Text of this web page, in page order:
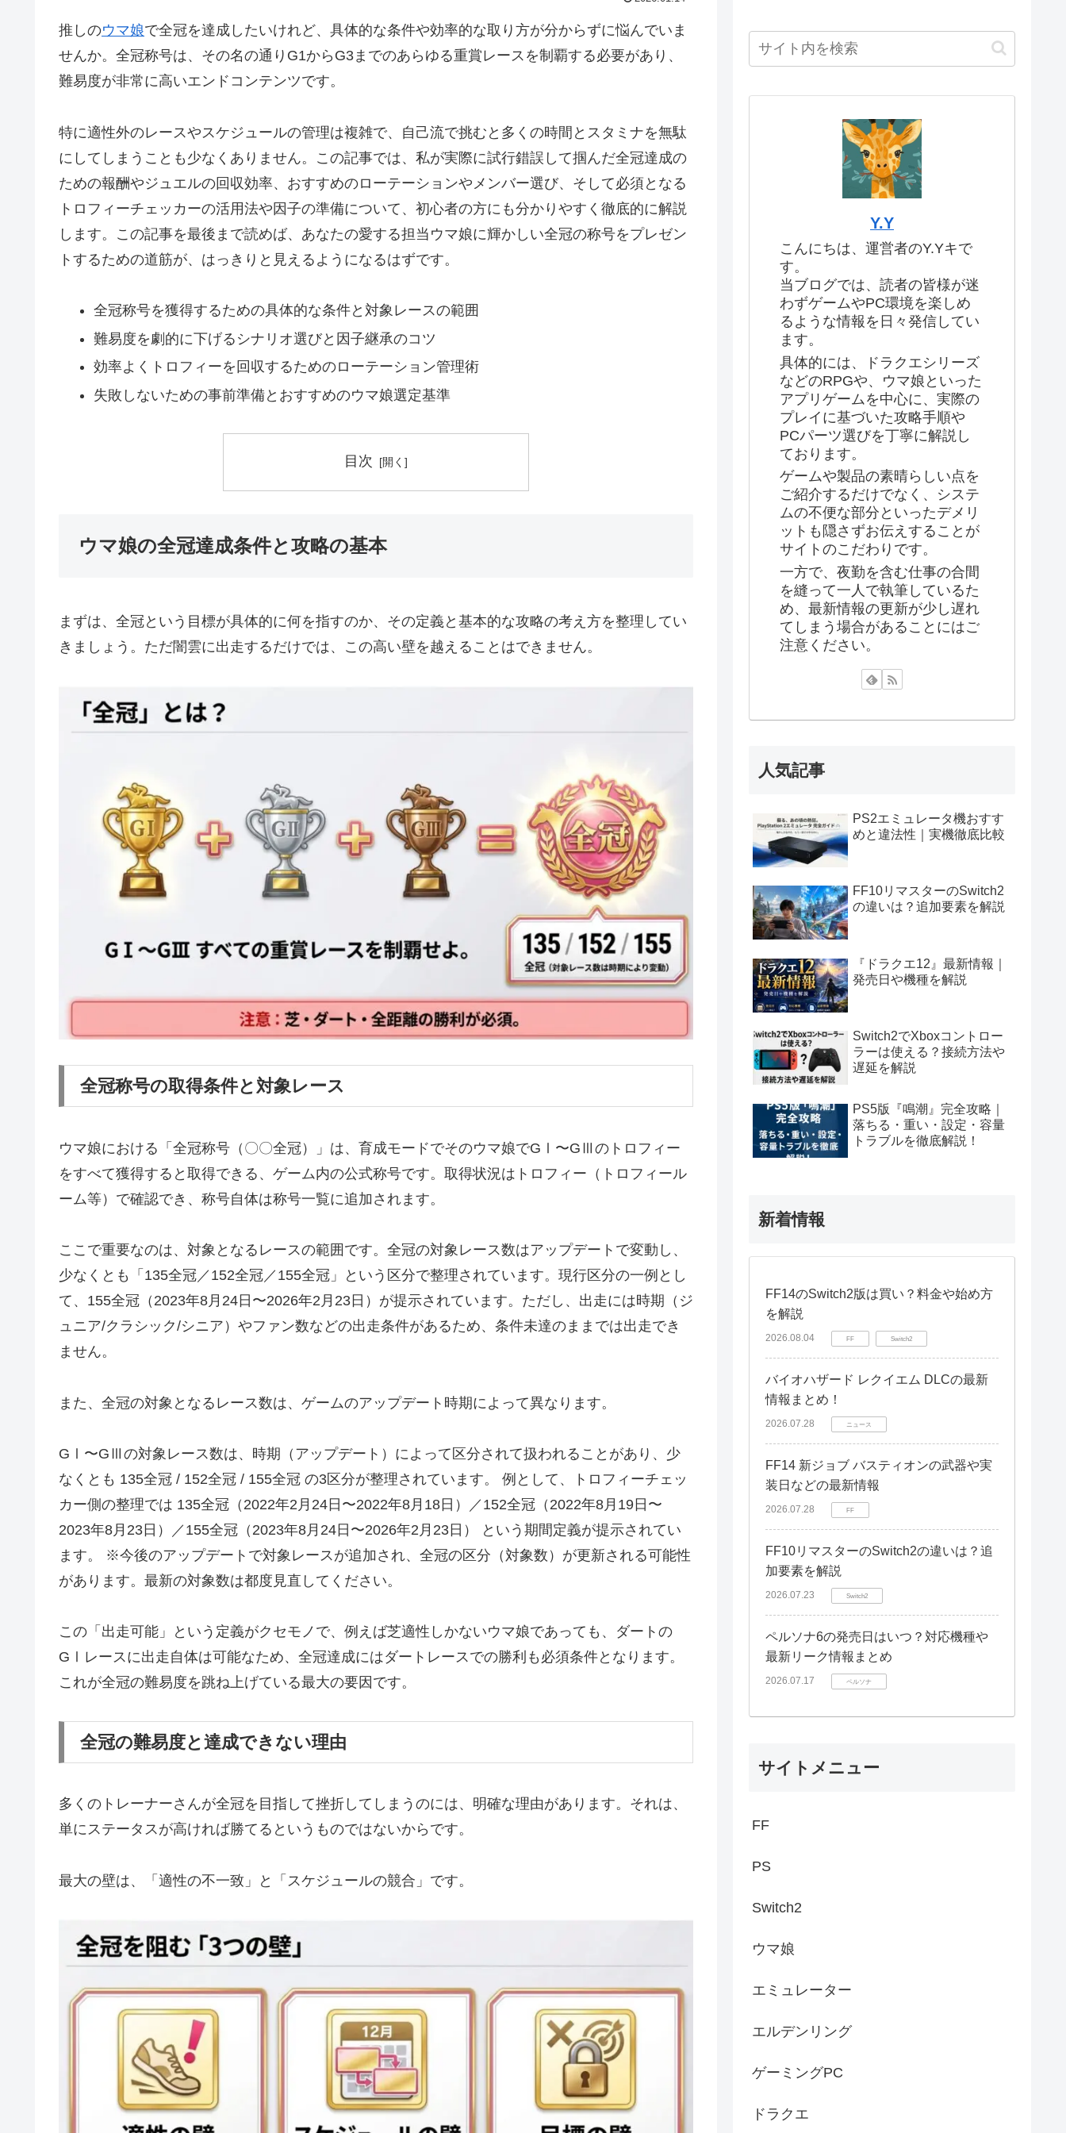
推しのウマ娘で全冠を達成したいけれど、具体的な条件や効率的な取り方が分からずに悩んでいま
せんか。全冠称号は、その名の通りG1からG3までのあらゆる重賞レースを制覇する必要があり、
難易度が非常に高いエンドコンテンツです。
特に適性外のレースやスケジュールの管理は複雑で、自己流で挑むと多くの時間とスタミナを無駄
にしてしまうことも少なくありません。この記事では、私が実際に試行錯誤して掴んだ全冠達成の
ための報酬やジュエルの回収効率、おすすめのローテーションやメンバー選び、そして必須となる
トロフィーチェッカーの活用法や因子の準備について、初心者の方にも分かりやすく徹底的に解説
します。この記事を最後まで読めば、あなたの愛する担当ウマ娘に輝かしい全冠の称号をプレゼン
トするための道筋が、はっきりと見えるようになるはずです。
全冠称号を獲得するための具体的な条件と対象レースの範囲
難易度を劇的に下げるシナリオ選びと因子継承のコツ
効率よくトロフィーを回収するためのローテーション管理術
失敗しないための事前準備とおすすめのウマ娘選定基準
目次
ウマ娘の全冠達成条件と攻略の基本
まずは、全冠という目標が具体的に何を指すのか、その定義と基本的な攻略の考え方を整理してい
きましょう。ただ闇雲に出走するだけでは、この高い壁を越えることはできません。
全冠称号の取得条件と対象レース
ウマ娘における「全冠称号（〇〇全冠）」は、育成モードでそのウマ娘でGⅠ〜GⅢのトロフィー
をすべて獲得すると取得できる、ゲーム内の公式称号です。取得状況はトロフィー（トロフィール
ーム等）で確認でき、称号自体は称号一覧に追加されます。
ここで重要なのは、対象となるレースの範囲です。全冠の対象レース数はアップデートで変動し、
少なくとも「135全冠／152全冠／155全冠」という区分で整理されています。現行区分の一例とし
て、155全冠（2023年8月24日〜2026年2月23日）が提示されています。ただし、出走には時期（ジ
ュニア/クラシック/シニア）やファン数などの出走条件があるため、条件未達のままでは出走でき
ません。
また、全冠の対象となるレース数は、ゲームのアップデート時期によって異なります。
GⅠ〜GⅢの対象レース数は、時期（アップデート）によって区分されて扱われることがあり、少
なくとも 135全冠 / 152全冠 / 155全冠 の3区分が整理されています。 例として、トロフィーチェッ
カー側の整理では 135全冠（2022年2月24日〜2022年8月18日）／152全冠（2022年8月19日〜
2023年8月23日）／155全冠（2023年8月24日〜2026年2月23日） という期間定義が提示されてい
ます。 ※今後のアップデートで対象レースが追加され、全冠の区分（対象数）が更新される可能性
があります。最新の対象数は都度見直してください。
この「出走可能」という定義がクセモノで、例えば芝適性しかないウマ娘であっても、ダートの
GⅠレースに出走自体は可能なため、全冠達成にはダートレースでの勝利も必須条件となります。
これが全冠の難易度を跳ね上げている最大の要因です。
全冠の難易度と達成できない理由
多くのトレーナーさんが全冠を目指して挫折してしまうのには、明確な理由があります。それは、
単にステータスが高ければ勝てるというものではないからです。
最大の壁は、 「適性の不一致」と「スケジュールの競合」 です。
Y.Y
こんにちは、運営者のY.Yキで
す。
当ブログでは、読者の皆様が迷
わずゲームやPC環境を楽しめ
るような情報を日々発信してい
ます。
具体的には、ドラクエシリーズ
などのRPGや、ウマ娘といった
アプリゲームを中心に、実際の
プレイに基づいた攻略手順や
PCパーツ選びを丁寧に解説し
ております。
ゲームや製品の素晴らしい点を
ご紹介するだけでなく、システ
ムの不便な部分といったデメリ
ットも隠さずお伝えすることが
サイトのこだわりです。
一方で、夜勤を含む仕事の合間
を縫って一人で執筆しているた
め、最新情報の更新が少し遅れ
てしまう場合があることにはご
注意ください。
人気記事
PS2エミュレータ機おすす
めと違法性｜実機徹底比較
FF10リマスターのSwitch2
の違いは？追加要素を解説
『ドラクエ12』最新情報｜
発売日や機種を解説
Switch2でXboxコントロー
ラーは使える？接続方法や
遅延を解説
PS5版『鳴潮』完全攻略｜
落ちる・重い・設定・容量
トラブルを徹底解説！
新着情報
FF14のSwitch2版は買い？料金や始め方
を解説
2026.08.04 FF Switch2
バイオハザード レクイエム DLCの最新
情報まとめ！
2026.07.28 ニュース
FF14 新ジョブ バスティオンの武器や実
装日などの最新情報
2026.07.28 FF
FF10リマスターのSwitch2の違いは？追
加要素を解説
2026.07.23 Switch2
ペルソナ6の発売日はいつ？対応機種や
最新リーク情報まとめ
2026.07.17 ペルソナ
サイトメニュー
FF
PS
Switch2
ウマ娘
エミュレーター
エルデンリング
ゲーミングPC
ドラクエ